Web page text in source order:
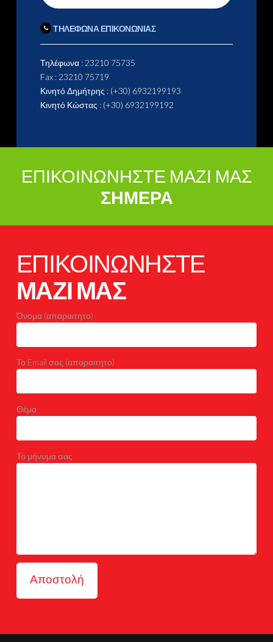
ΤΗΛΕΦΩΝΑ ΕΠΙΚΟΝΩΝΙΑΣ
Τηλέφωνα : 23210 75735
Fax : 23210 75719
Κινητό Δημήτρης : (+30) 6932199193
Κινητό Κώστας : (+30) 6932199192
ΕΠΙΚΟΙΝΩΝΗΣΤΕ ΜΑΖΙ ΜΑΣ
ΣΗΜΕΡΑ
ΕΠΙΚΟΙΝΩΝΗΣΤΕ
ΜΑΖΙ ΜΑΣ
Όνομα (απαραιτητο)
Το Email σας (απαραιτητο)
Θέμα
Το μήνυμα σας